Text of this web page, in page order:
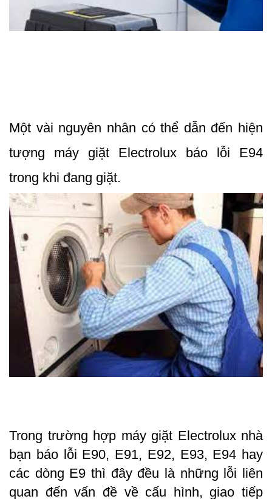
Một vài nguyên nhân có thể dẫn đến hiện
tượng máy giặt Electrolux báo lỗi E94
trong khi đang giặt.
Trong trường hợp máy giặt Electrolux nhà
bạn báo lỗi E90, E91, E92, E93, E94 hay
các dòng E9 thì đây đều là những lỗi liên
quan đến vấn đề về cấu hình, giao tiếp